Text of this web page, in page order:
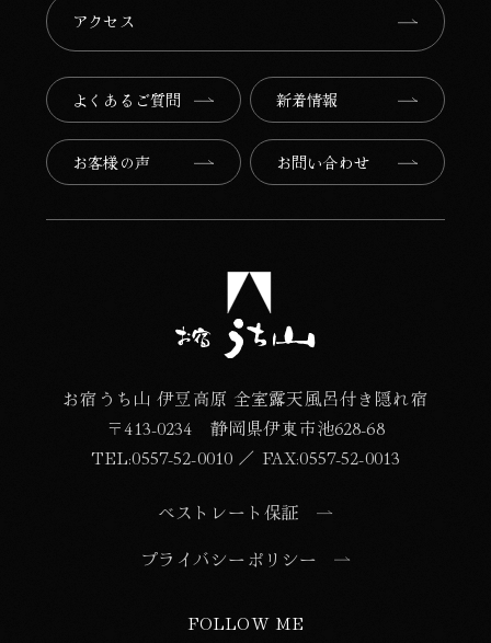
アクセス
よくあるご質問 新着情報
お客様の声 お問い合わせ
お宿うち山 伊豆高原 全室露天風呂付き隠れ宿
〒413-0234 静岡県伊東市池628-68
TEL:0557-52-0010 ／ FAX:0557-52-0013
ベストレート保証
プライバシーポリシー
FOLLOW ME